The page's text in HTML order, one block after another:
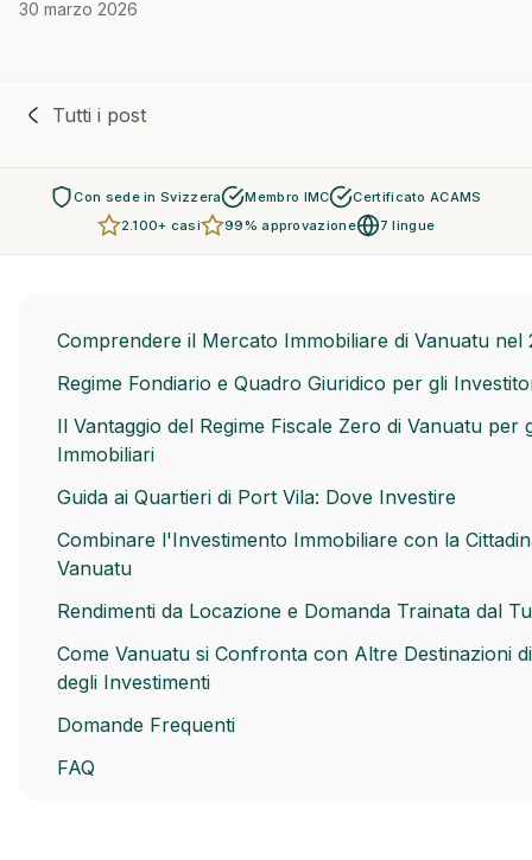
30 marzo 2026
Tutti i post
Con sede in Svizzera Membro IMC
Certificato ACAMS
2.100+ casi
99% approvazione 7 lingue
Comprendere il Mercato Immobiliare di Vanuatu nel
Regime Fondiario e Quadro Giuridico per gli
Il Vantaggio del Regime Fiscale Zero di Vanuatu per
Immobiliari
Guida ai Quartieri di Port Vila: Dove Investire
Combinare l'Investimento Immobiliare con la
Vanuatu
Rendimenti da Locazione e Domanda Trainata dal
Come Vanuatu si Confronta con Altre Destinazioni
degli Investimenti
Domande Frequenti
FAQ